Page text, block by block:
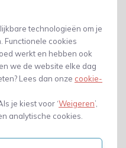
technologieën om je
Functionele cookies
werkt en hebben ook
we de website elke dag
Lees dan onze cookie-
je kiest voor ‘Weigeren’,
analytische cookies.